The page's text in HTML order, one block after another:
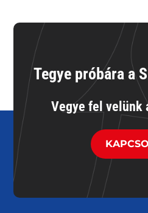
Tegye próbára a
Vegye fel velünk